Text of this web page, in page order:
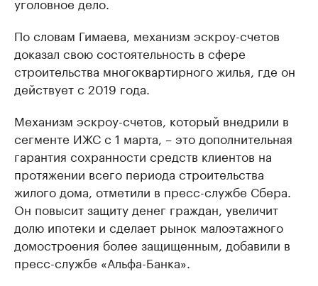
По словам Гимаева, механизм эскроу-счетов
доказал свою состоятельность в сфере
строительства многоквартирного жилья, где он
действует с 2019 года.
Механизм эскроу-счетов, который внедрили в
сегменте ИЖС с 1 марта, – это дополнительная
гарантия сохранности средств клиентов на
протяжении всего периода строительства
жилого дома, отметили в пресс-службе Сбера.
Он повысит защиту денег граждан, увеличит
долю ипотеки и сделает рынок малоэтажного
домостроения более защищенным, добавили в
пресс-службе «Альфа-Банка».